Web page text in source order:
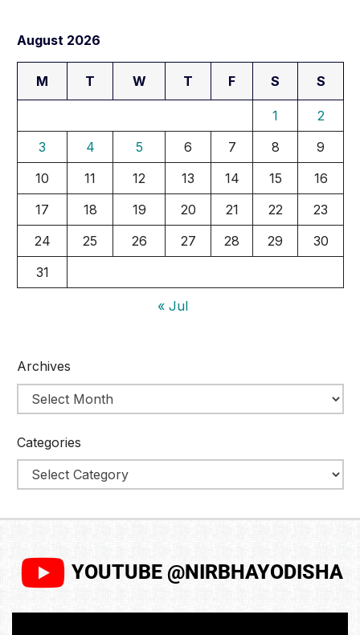
August 2026
M T W T F S S
1
2
3
4 5 6 7 8
9
10
11 12 13 14 15
16
17
18 19 20 21 22
23
24
25 26 27 28 29
30
31
« Jul
Archives
Categories
YOUTUBE @NIRBHAYODISHA